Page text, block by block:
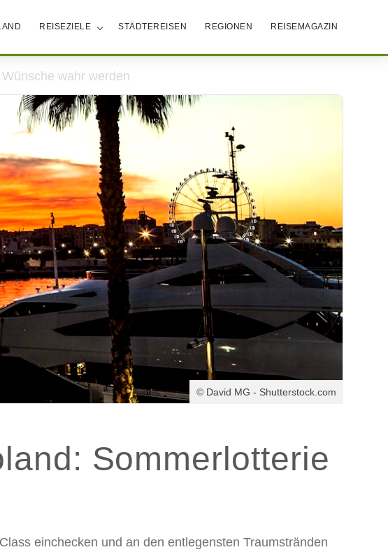
REISEZIELE STÄDTEREISEN REGIONEN REISEMAGAZIN
wahr werden
© David MG - Shutterstock.com
Sommerlotterie
einchecken und an den entlegensten Traumstränden